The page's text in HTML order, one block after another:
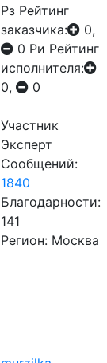
Рз Рейтинг
заказчика:
0,
0 Ри Рейтинг
исполнителя:
0,
0
Участник
Эксперт
Сообщений:
1840
Благодарности:
141
Регион: Москва